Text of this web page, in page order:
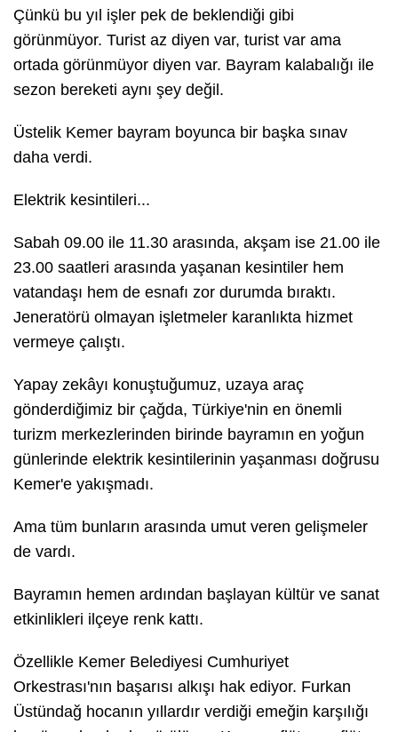
Çünkü bu yıl işler pek de beklendiği gibi
görünmüyor. Turist az diyen var, turist var ama
ortada görünmüyor diyen var. Bayram kalabalığı ile
sezon bereketi aynı şey değil.
Üstelik Kemer bayram boyunca bir başka sınav
daha verdi.
Elektrik kesintileri...
Sabah 09.00 ile 11.30 arasında, akşam ise 21.00 ile
23.00 saatleri arasında yaşanan kesintiler hem
vatandaşı hem de esnafı zor durumda bıraktı.
Jeneratörü olmayan işletmeler karanlıkta hizmet
vermeye çalıştı.
Yapay zekâyı konuştuğumuz, uzaya araç
gönderdiğimiz bir çağda, Türkiye'nin en önemli
turizm merkezlerinden birinde bayramın en yoğun
günlerinde elektrik kesintilerinin yaşanması doğrusu
Kemer'e yakışmadı.
Ama tüm bunların arasında umut veren gelişmeler
de vardı.
Bayramın hemen ardından başlayan kültür ve sanat
etkinlikleri ilçeye renk kattı.
Özellikle Kemer Belediyesi Cumhuriyet
Orkestrası'nın başarısı alkışı hak ediyor. Furkan
Üstündağ hocanın yıllardır verdiği emeğin karşılığı